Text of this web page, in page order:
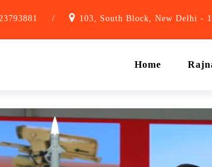
/ 103, South Block, New Delhi -
Home